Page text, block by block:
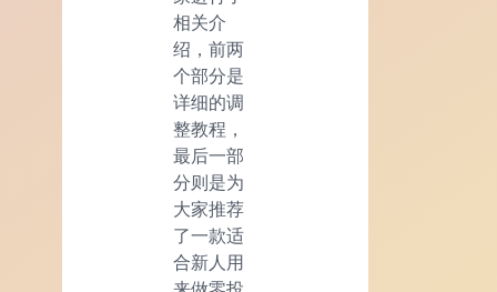
相关介
绍，前两
个部分是
详细的调
整教程，
最后一部
分则是为
大家推荐
了一款适
合新人用